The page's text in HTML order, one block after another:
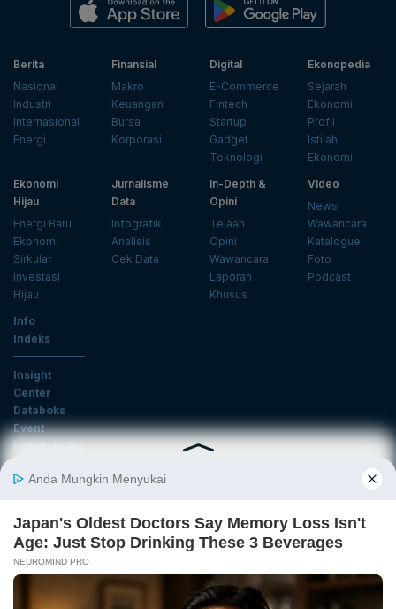
Berita
Nasional
Industri
Internasional
Energi
Finansial
Makro
Keuangan
Bursa
Korporasi
Digital
E-Commerce
Fintech
Startup
Gadget
Teknologi
Ekonopedia
Sejarah
Ekonomi
Profil
Istilah
Ekonomi
Ekonomi
Hijau
Energi Baru
Ekonomi
Sirkular
Investasi
Hijau
Jurnalisme
Data
Infografik
Analisis
Cek Data
In-Depth &
Opini
Telaah
Opini
Wawancara
Laporan
Khusus
Video
News
Wawancara
Katalogue
Foto
Podcast
Info
Indeks
Insight
Center
Databoks
Event
KatadataOto
Email
Daftar